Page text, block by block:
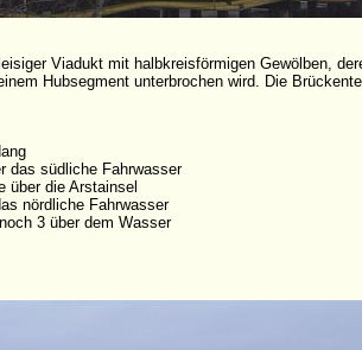
Viadukt mit halbkreisförmigen Gewölben,
Hubsegment unterbrochen wird. Die
das südliche Fahrwasser
über die Arstainsel
nördliche Fahrwasser
3 über dem Wasser